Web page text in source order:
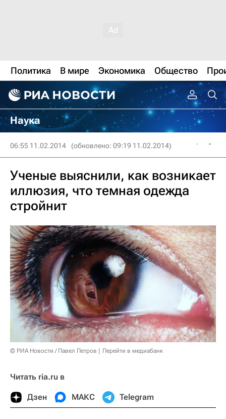
Политика В мире Экономика Общество
Наука
06:55 11.02.2014 (обновлено: 09:19 11.02.2014)
Ученые выяснили, как возникает
иллюзия, что темная одежда
стройнит
© РИА Новости / Павел Петров Перейти в медиабанк
Читать ria.ru в
Дзен МАКС Telegram